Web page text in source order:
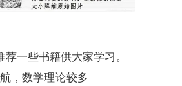
一些书籍供大家学习。
，数学理论较多